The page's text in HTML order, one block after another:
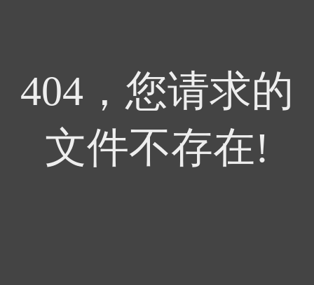
404，您请求的
文件不存在!